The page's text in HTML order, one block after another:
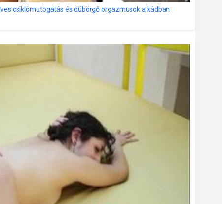
csiklómutogatás és dübörgő orgazmusok a kádban